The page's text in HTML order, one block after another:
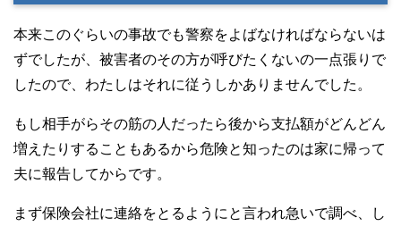
本来このぐらいの事故でも警察をよばなければならないは
ずでしたが、被害者のその方が呼びたくないの一点張りで
したので、わたしはそれに従うしかありませんでした。
もし相手がらその筋の人だったら後から支払額がどんどん
増えたりすることもあるから危険と知ったのは家に帰って
夫に報告してからです。
まず保険会社に連絡をとるようにと言われ急いで調べ、し